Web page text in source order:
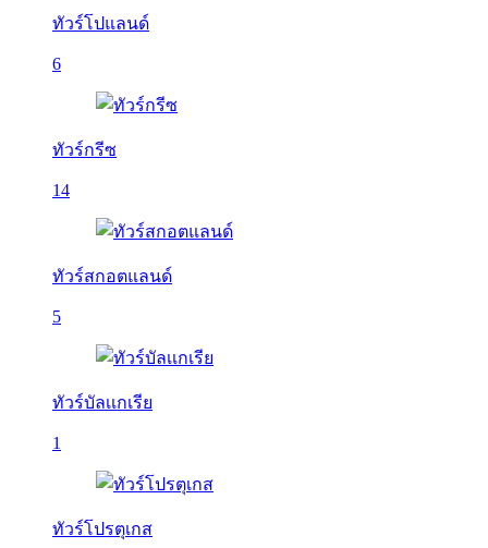
ทัวร์โปแลนด์
6
ทัวร์กรีซ
14
ทัวร์สกอตแลนด์
5
ทัวร์บัลเเกเรีย
1
ทัวร์โปรตุเกส